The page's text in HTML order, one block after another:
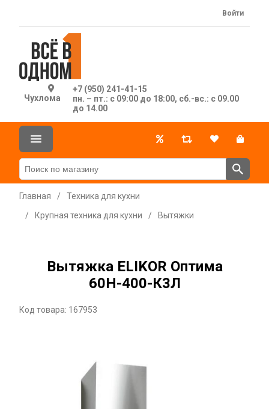
Чухлома
+7 (950) 241-41-15
пн. – пт.: с 09:00 до 18:00, сб.-вс.: с 09.00
до 14.00
Войти
Главная /
Техника для кухни
/
Крупная техника для кухни / Вытяжки
Вытяжка ELIKOR Оптима
60Н-400-К3Л
Код товара: 167953